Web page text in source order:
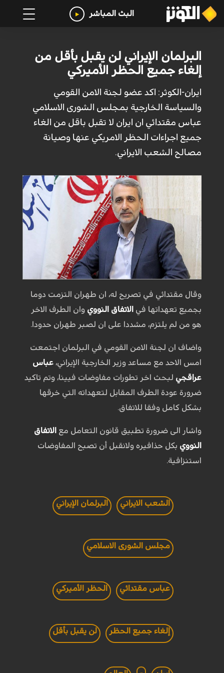
البث المباشر
البرلمان الإيراني لن يقبل بأقل من
إلغاء جميع الحظر الأميركي
ايران-الكوثر: اكد عضو لجنة الامن القومي
والسياسة الخارجية بمجلس الشورى الاسلامي
عباس مقتدائي ان ايران لا تقبل باقل من الغاء
جميع اجراءات الحظر الامريكي عنها وصيانة
مصالح الشعب الايراني.
وقال مقتدائي في تصريح له، ان طهران التزمت دوما
بجميع تعهداتها في الاتفاق النووي وان الطرف الاخر
هو من لم يلتزم، مشددا على ان لصبر طهران حدودا.
واضاف ان لجنة الامن القومي في البرلمان اجتمعت
امس الاحد مع مساعد وزير الخارجية الإيراني، عباس
عراقجي لبحث اخر تطورات مفاوضات فيينا، وتم تاكيد
ضرورة عودة الطرف المقابل لتعهداته التي خرقها
بشكل كامل وفقا للاتفاق.
واشار الى ضرورة تطبيق قانون التعامل مع الاتفاق
النووي بكل حذافيره ولانقبل أن تصبح المفاوضات
استنزافية.
الشعب الايراني البرلمان الإيراني
مجلس الشورى الاسلامي
عباس مقتدائي الحظر الأميركي
إلغاء جميع الحظر لن يقبل بأقل